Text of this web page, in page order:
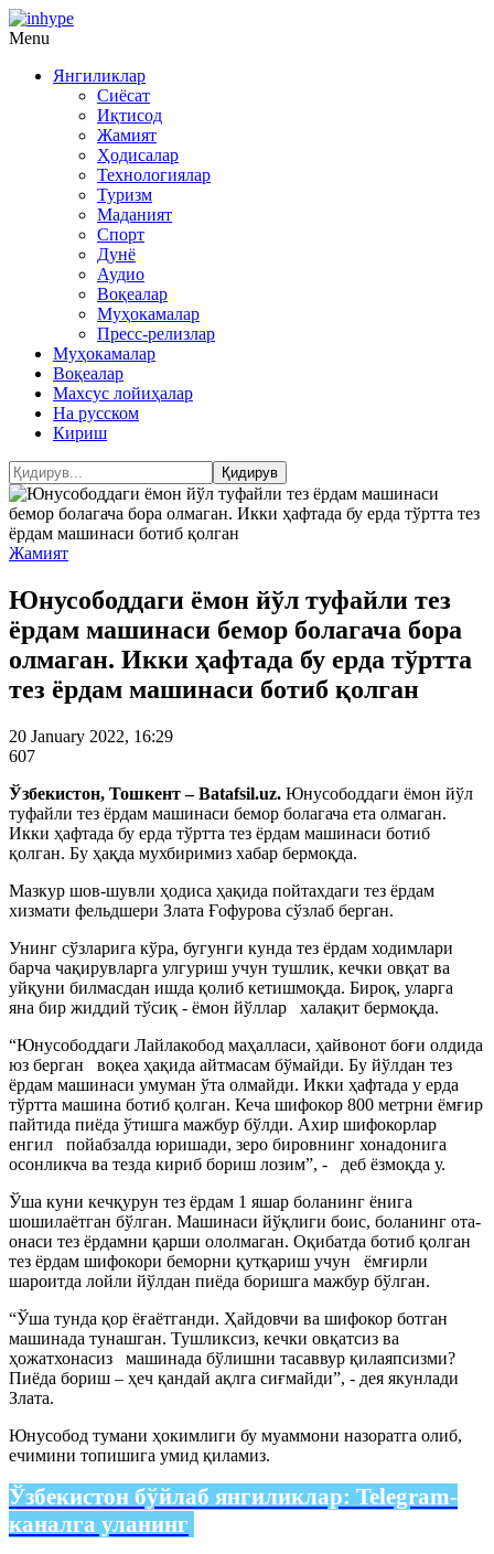
Menu
Янгиликлар
Сиёсат
Иқтисод
Жамият
Ҳодисалар
Технологиялар
Туризм
Маданият
Спорт
Дунё
Аудио
Воқеалар
Муҳокамалар
Пресс-релизлар
Муҳокамалар
Воқеалар
Махсус лойиҳалар
На русском
Кириш
Жамият
Юнусободдаги ёмон йўл туфайли тез
ёрдам машинаси бемор болагача бора
олмаган. Икки ҳафтада бу ерда тўртта
тез ёрдам машинаси ботиб қолган
20 January 2022, 16:29
607
Ўзбекистон, Тошкент – Batafsil.uz. Юнусободдаги ёмон йўл
туфайли тез ёрдам машинаси бемор болагача ета олмаган.
Икки ҳафтада бу ерда тўртта тез ёрдам машинаси ботиб
қолган. Бу ҳақда мухбиримиз хабар бермоқда.
Мазкур шов-шувли ҳодиса ҳақида пойтахдаги тез ёрдам
хизмати фельдшери Злата Ғофурова сўзлаб берган.
Унинг сўзларига кўра, бугунги кунда тез ёрдам ходимлари
барча чақирувларга улгуриш учун тушлик, кечки овқат ва
уйқуни билмасдан ишда қолиб кетишмоқда. Бироқ, уларга
яна бир жиддий тўсиқ - ёмон йўллар халақит бермоқда.
“Юнусободдаги Лайлакобод маҳалласи, ҳайвонот боғи олдида
юз берган воқеа ҳақида айтмасам бўмайди. Бу йўлдан тез
ёрдам машинаси умуман ўта олмайди. Икки ҳафтада у ерда
тўртта машина ботиб қолган. Кеча шифокор 800 метрни ёмғир
пайтида пиёда ўтишга мажбур бўлди. Ахир шифокорлар
енгил пойабзалда юришади, зеро бировнинг хонадонига
осонликча ва тезда кириб бориш лозим”, - деб ёзмоқда у.
Ўша куни кечқурун тез ёрдам 1 яшар боланинг ёнига
шошилаётган бўлган. Машинаси йўқлиги боис, боланинг ота-
онаси тез ёрдамни қарши ололмаган. Оқибатда ботиб қолган
тез ёрдам шифокори беморни қутқариш учун ёмғирли
шароитда лойли йўлдан пиёда боришга мажбур бўлган.
“Ўша тунда қор ёғаётганди. Ҳайдовчи ва шифокор ботган
машинада тунашган. Тушликсиз, кечки овқатсиз ва
ҳожатхонасиз машинада бўлишни тасаввур қилаяпсизми?
Пиёда бориш – ҳеч қандай ақлга сиғмайди”, - дея якунлади
Злата.
Юнусобод тумани ҳокимлиги бу муаммони назоратга олиб,
ечимини топишига умид қиламиз.
Ўзбекистон бўйлаб янгиликлар: Telegram-
каналга уланинг